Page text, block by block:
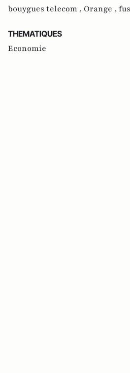
bouygues telecom , Orange ,
THEMATIQUES
Economie